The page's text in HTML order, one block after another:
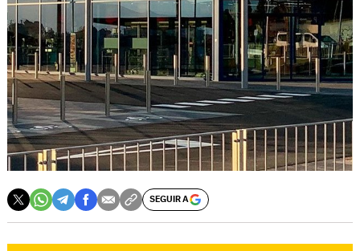
SEGUIR A